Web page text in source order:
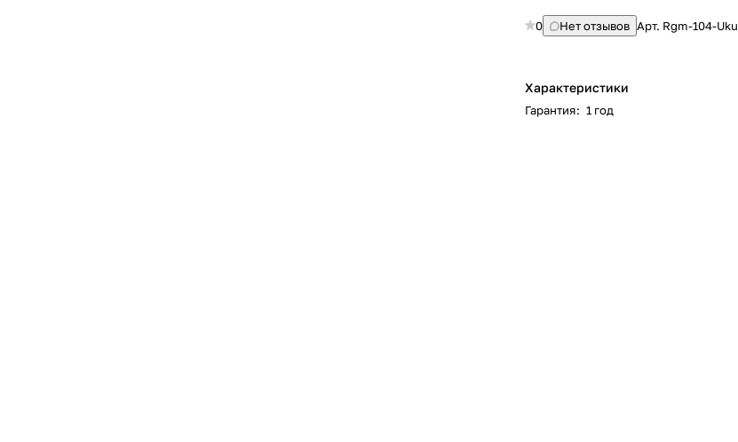
0 Нет отзывов Арт. Rgm-104-
Характеристики
Гарантия: 1 год